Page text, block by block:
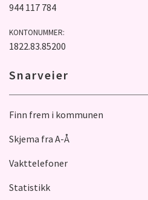
944 117 784
KONTONUMMER:
1822.83.85200
Snarveier
Finn frem i kommunen
Skjema fra A-Å
Vakttelefoner
Statistikk